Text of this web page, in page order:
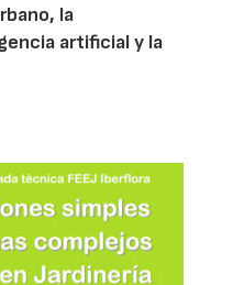
la
artificial y la